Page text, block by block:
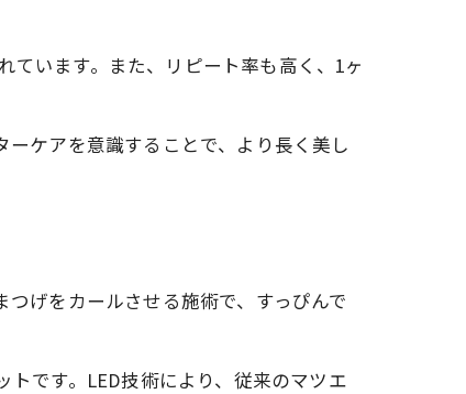
います。また、リピート率も高く、1ヶ
ケアを意識することで、より長く美し
げをカールさせる施術で、すっぴんで
です。LED技術により、従来のマツエ